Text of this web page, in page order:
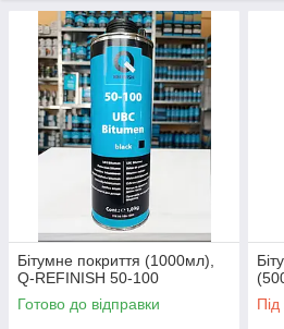
Бітумне покриття (1000мл),
Q-REFINISH 50-100
Готово до відправки